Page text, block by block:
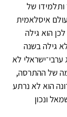
ותלמידו של
איסלאמית
הוא גילה
גילה בשנה
ערבי־ישראלי לא
של ההתרסה,
הוא לא נרתע
ונכון